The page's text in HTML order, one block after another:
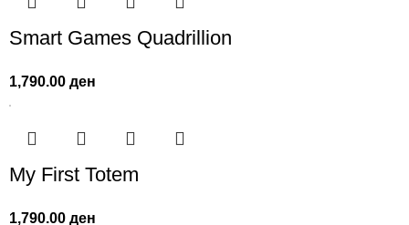
Smart Games Quadrillion
1,790.00ден
My First Totem
1,790.00ден